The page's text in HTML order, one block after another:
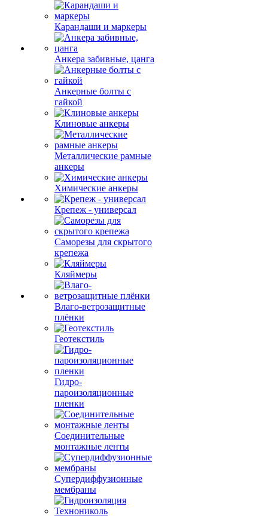
Карандаши и маркеры
Анкера забивные, цанга
Анкерные болты с
гайкой
Клиновые анкеры
Металлические рамные
анкеры
Химические анкеры
Крепеж - универсал
Саморезы для скрытого
крепежа
Кляймеры
Влаго-ветрозащитные
плёнки
Геотекстиль
Гидро-
пароизоляционные
пленки
Соединительные
монтажные ленты
Супердиффузионные
мембраны